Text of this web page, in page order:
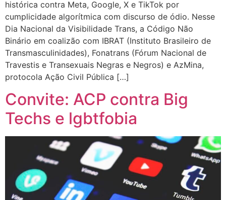
histórica contra Meta, Google, X e TikTok por
cumplicidade algorítmica com discurso de ódio. Nesse
Dia Nacional da Visibilidade Trans, a Código Não
Binário em coalizão com IBRAT (Instituto Brasileiro de
Transmasculinidades), Fonatrans (Fórum Nacional de
Travestis e Transexuais Negras e Negros) e AzMina,
protocola Ação Civil Pública […]
Convite: ACP contra Big
Techs e lgbtfobia